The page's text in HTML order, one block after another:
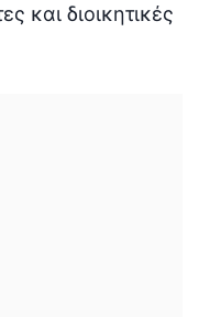
και διοικητικές